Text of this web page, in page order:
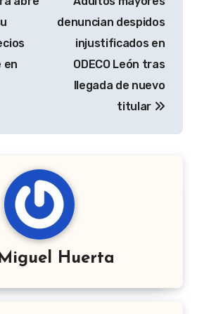
en
denuncian despidos
injustificados en
ODECO León tras
llegada de nuevo
titular
Huerta